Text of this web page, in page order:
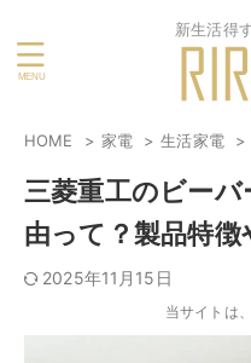
新生活得
HOME 家電 生活家電
三菱重工のビー
由って？製品特
2025年11月15日
当サイトは